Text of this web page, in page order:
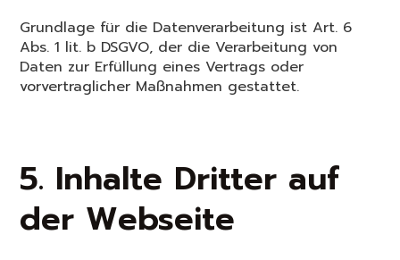
Grundlage für die Datenverarbeitung ist Art. 6
Abs. 1 lit. b DSGVO, der die Verarbeitung von
Daten zur Erfüllung eines Vertrags oder
vorvertraglicher Maßnahmen gestattet.
5. Inhalte Dritter auf
der Webseite